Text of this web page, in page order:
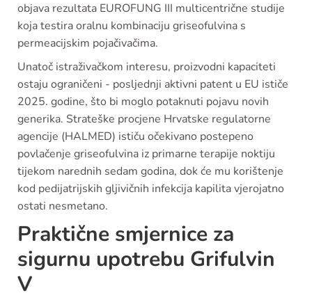
objava rezultata EUROFUNG III multicentrične studije
koja testira oralnu kombinaciju griseofulvina s
permeacijskim pojačivačima.
Unatoč istraživačkom interesu, proizvodni kapaciteti
ostaju ograničeni - posljednji aktivni patent u EU ističe
2025. godine, što bi moglo potaknuti pojavu novih
generika. Strateške procjene Hrvatske regulatorne
agencije (HALMED) ističu očekivano postepeno
povlačenje griseofulvina iz primarne terapije noktiju
tijekom narednih sedam godina, dok će mu korištenje
kod pedijatrijskih gljivičnih infekcija kapilita vjerojatno
ostati nesmetano.
Praktične smjernice za
sigurnu upotrebu Grifulvin
V